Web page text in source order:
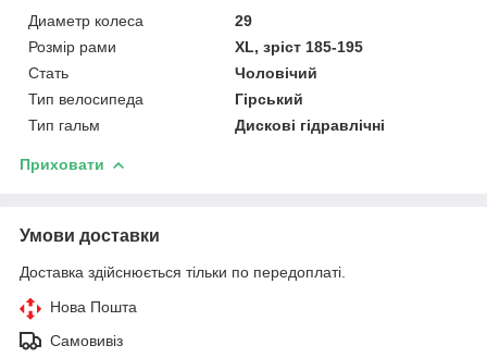
Диаметр колеса
29
Розмір рами
XL, зріст 185-195
Стать
Чоловічий
Тип велосипеда
Гірський
Тип гальм
Дискові гідравлічні
Приховати
Умови доставки
Доставка здійснюється тільки по передоплаті.
Нова Пошта
Самовивіз